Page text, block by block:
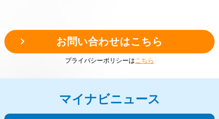
お問い合わせはこちら
プライバシーポリシーは こちら
マイナビニュース